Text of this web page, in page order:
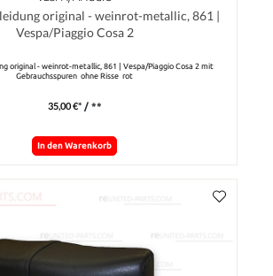
original - weinrot-metallic, 861 |
Vespa/Piaggio Cosa 2
original - weinrot-metallic, 861 | Vespa/Piaggio Cosa 2 mit
Gebrauchsspuren ohne Risse rot
35,00 €* / **
In den Warenkorb